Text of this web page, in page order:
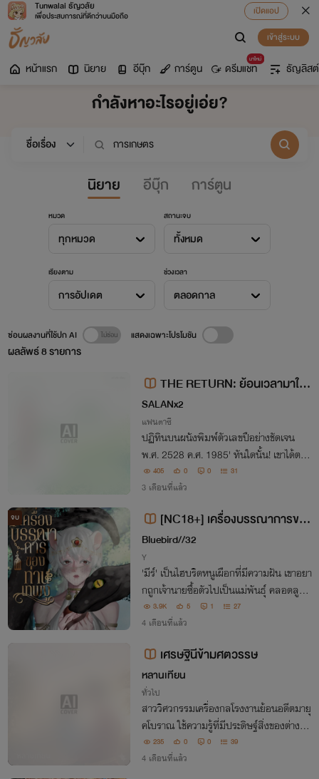
Tunwalai ธัญวลัย
เพื่อประสบการณ์ที่ดีกว่าบนมือถือ
เปิดแอป
เข้าสู่ระบบ
หน้าแรก นิยาย อีบุ๊ก การ์ตูน
มาใหม่
ดรีมแชท ธัญลิสต์
กำลังหาอะไรอยู่เอ่ย?
นิยาย อีบุ๊ก การ์ตูน
หมวด
ทุกหมวด
สถานะจบ
ทั้งหมด
เรียงตาม
การอัปเดต
ช่วงเวลา
ตลอดกาล
ผลลัพธ์8รายการ
ซ่อนผลงานที่ใช้ปก AI แสดงเฉพาะโปรโมชัน
THE RETURN: ย้อนเวลามาใน
ยุค80 เพื่อสร้างอาณาจักรเกษตรสโ
ลว์ไลฟ์[มีE book]
SALANx2
แฟนตาซี
ปฏิทินบนผนังพิมพ์ตัวเลขปือย่างชัดเจน
พ.ศ. 2528 ค.ศ. 1985' ทันใดนั้น! เขาได้ตระ
หนักขึ้น เขาย้อนเวลา กลับมาอยู่ในร่างตัวเอ
งตอนอายุ 15 ปี!
405 0 0 31
3 เดือนที่แล้ว
จบ
[NC18+] เครื่องบรรณาการของ
ท่านเทพงู
Bluebird//32
Y
'มีร์' เป็นไฮบริดหนูเผือกที่มีความฝัน เขาอยา
กถูกเจ้านายซื้อตัวไปเป็นแม่พันธุ์ คลอดลูกเ
ยอะ ๆ แต่ความฝันกลับพังทลายลงเมื่อเขาถู
กพาไปเป็นเครื่องบรรณาการของท่านเทพงู
3.9K 5 1 27
4 เดือนที่แล้ว
เศรษฐินีข้ามศตวรรษ
หลานเทียน
ทั่วไป
สาววิศวกรรมเครื่องกลโรงงานย้อนอดีตมายุ
คโบราณ ใช้ความรู้ที่มีประดิษฐ์สิ่งของต่าง ๆ
และทำกิจการจนเจริญรุ่งเรืองร่ำรวยเป็นเศร
ษฐินี แม้คู่หมายที่เคยเกลียดชัง ยังหันกลับม
235 0 0 39
4 เดือนที่แล้ว